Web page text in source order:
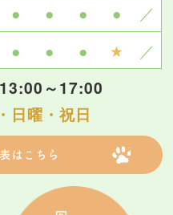
● ● ● ● ／
● ● ● ★ ／
～17:00
日曜・祝日
はこちら